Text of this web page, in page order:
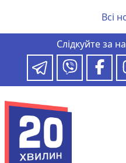
Всі
Слідкуйте за